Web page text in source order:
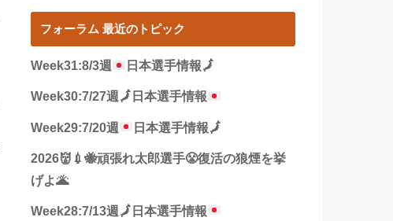
フォーラム 最近のトピック
Week31:8/3週 日本選手情報🗾
Week30:7/27週🗾 日本選手情報
Week29:7/20週 日本選手情報🗾
2026👹💉🐝頑張れ太郎選手😤復活の狼煙を挙
げよ🌋
Week28:7/13週 🗾 日本選手情報